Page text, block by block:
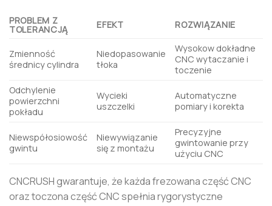
PROBLEM Z
TOLERANCJĄ EFEKT ROZWIĄZANIE
Zmienność
średnicy cylindra
Niedopasowanie
tłoka
Wysokow dokładne
CNC wytaczanie i
toczenie
Odchylenie
powierzchni
pokładu
Wycieki
uszczelki
Automatyczne
pomiary i korekta
Niewspółosiowość
gwintu
Niewywiązanie
się z montażu
Precyzyjne
gwintowanie przy
użyciu CNC
CNCRUSH gwarantuje, że każda frezowana część CNC
oraz toczona część CNC spełnia rygorystyczne